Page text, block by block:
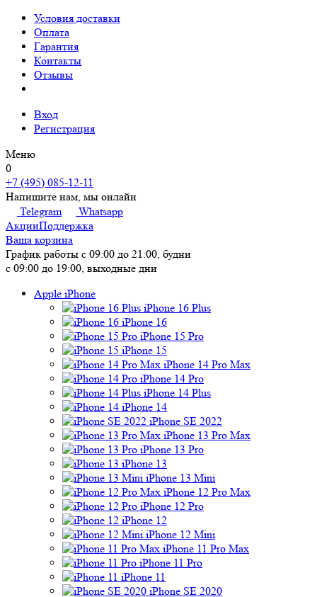
Условия доставки
Оплата
Гарантия
Контакты
Отзывы
Вход
Регистрация
Меню
0
+7 (495) 085-12-11
Напишите нам, мы онлайн
Telegram
Whatsapp
АкцииПоддержка
Ваша корзина
График работы с 09:00 до 21:00, будни
с 09:00 до 19:00, выходные дни
Apple iPhone
iPhone 16 Plus
iPhone 16
iPhone 15 Pro
iPhone 15
iPhone 14 Pro Max
iPhone 14 Pro
iPhone 14 Plus
iPhone 14
iPhone SE 2022
iPhone 13 Pro Max
iPhone 13 Pro
iPhone 13
iPhone 13 Mini
iPhone 12 Pro Max
iPhone 12 Pro
iPhone 12
iPhone 12 Mini
iPhone 11 Pro Max
iPhone 11 Pro
iPhone 11
iPhone SE 2020